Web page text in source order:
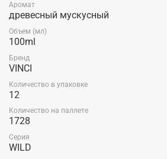
Аромат
древесный мускусный
Объем (мл)
100ml
Бренд
VINCI
Количество в упаковке
12
Количество на паллете
1728
Серия
WILD